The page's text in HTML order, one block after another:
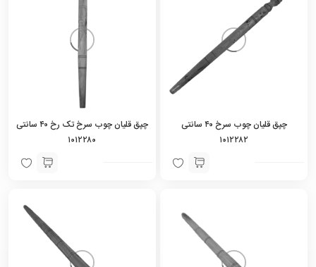
چپق قلیان چوب سرخ ۴۰ سانتی
۱۰۱۲۲۸۲
چپق قلیان چوب سرخ تک رخ ۴۰ سانتی
۱۰۱۲۲۸۰